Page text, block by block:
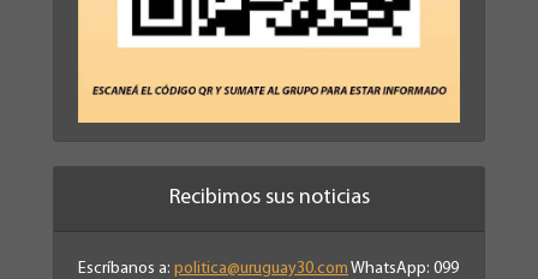
Recibimos sus noticias
Escríbanos a: politica@uruguay30.com WhatsApp: 099